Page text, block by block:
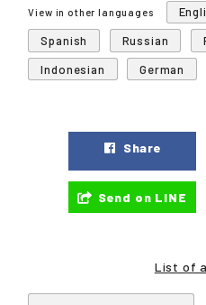
View in other languages
Spanish
Russian
Indonesian
German
Share
Send on LINE
List of